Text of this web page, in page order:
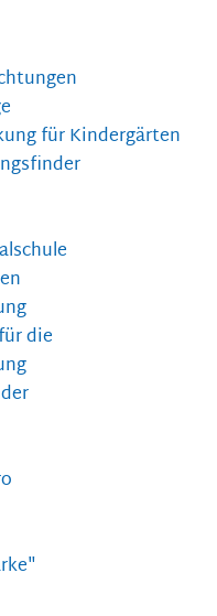
für Kindergärten
die